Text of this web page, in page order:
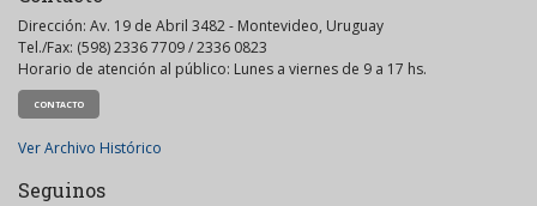
Dirección: Av. 19 de Abril 3482 - Montevideo, Uruguay
Tel./Fax: (598) 2336 7709 / 2336 0823
Horario de atención al público: Lunes a viernes de 9 a 17 hs.
CONTACTO
Ver Archivo Histórico
Seguinos